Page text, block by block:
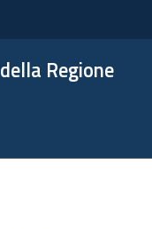
Regione